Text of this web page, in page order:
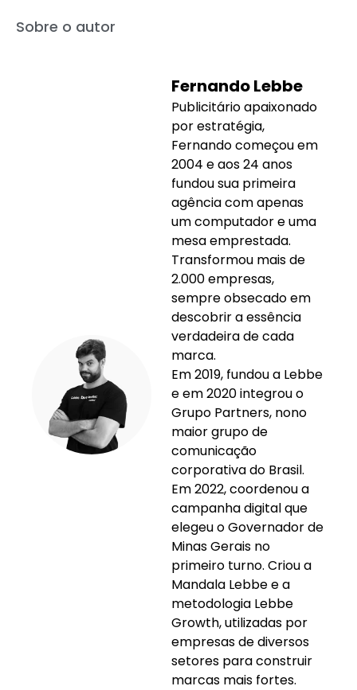
Sobre o autor
Fernando Lebbe
Publicitário apaixonado
por estratégia,
Fernando começou em
2004 e aos 24 anos
fundou sua primeira
agência com apenas
um computador e uma
mesa emprestada.
Transformou mais de
2.000 empresas,
sempre obsecado em
descobrir a essência
verdadeira de cada
marca.
Em 2019, fundou a Lebbe
e em 2020 integrou o
Grupo Partners, nono
maior grupo de
comunicação
corporativa do Brasil.
Em 2022, coordenou a
campanha digital que
elegeu o Governador de
Minas Gerais no
primeiro turno. Criou a
Mandala Lebbe e a
metodologia Lebbe
Growth, utilizadas por
empresas de diversos
setores para construir
marcas mais fortes.